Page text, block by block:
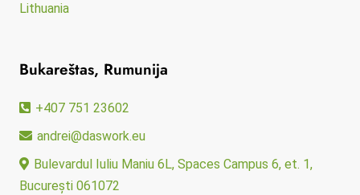
Lithuania
Bukareštas, Rumunija
+407 751 23602
andrei@daswork.eu
Bulevardul Iuliu Maniu 6L, Spaces Campus 6, et. 1,
București 061072